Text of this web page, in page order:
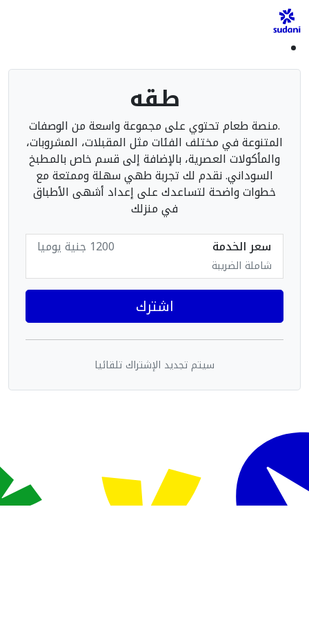
طقه
.منصة طعام تحتوي على مجموعة واسعة من الوصفات
المتنوعة في مختلف الفئات مثل المقبلات، المشروبات،
والمأكولات العصرية، بالإضافة إلى قسم خاص بالمطبخ
السوداني. نقدم لك تجربة طهي سهلة وممتعة مع
خطوات واضحة لتساعدك على إعداد أشهى الأطباق
في منزلك
سعر الخدمة
شاملة الضريبة
1200 جنية يوميا
اشترك
سيتم تجديد الإشتراك تلقائيا